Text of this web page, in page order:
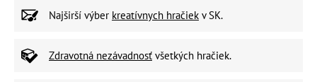
Najširší výber kreatívnych hračiek v SK.
Zdravotná nezávadnosť všetkých hračiek.